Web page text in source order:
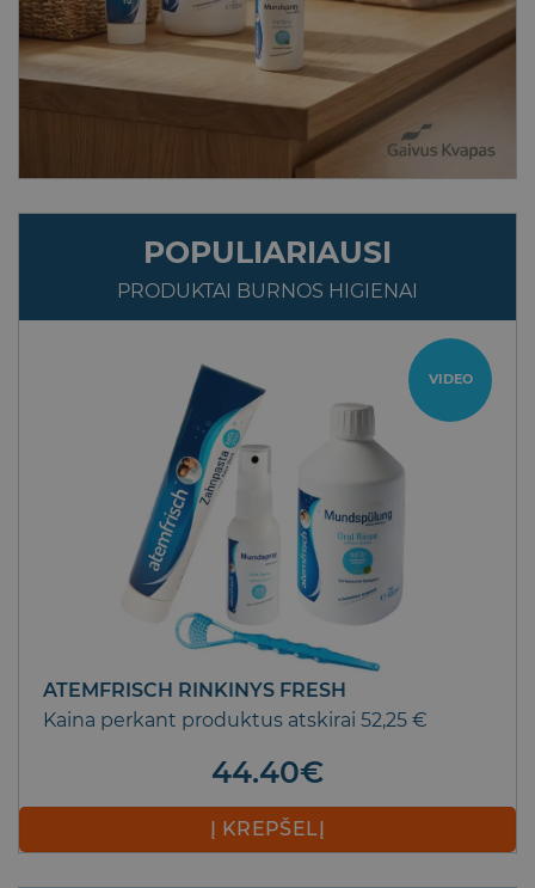
POPULIARIAUSI
PRODUKTAI BURNOS HIGIENAI
VIDEO
ATEMFRISCH RINKINYS FRESH
Kaina perkant produktus atskirai 52,25 €
44.40€
Į KREPŠELĮ